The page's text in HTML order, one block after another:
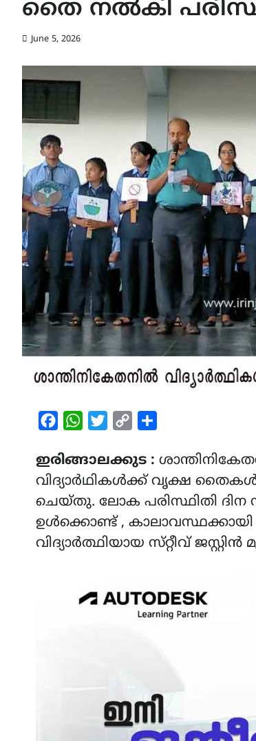
തൈ നൽകി
June 5, 2026
FacebookWhatsAppTwitterCopy
ഇരിങ്ങാലക്കുട :
വിദ്യാർഥികൾക്ക് വൃക്ഷ തൈകൾ
ചെയ്തു. ലോക പരിസ്ഥിതി ദിന
ഉൾക്കൊണ്ട് , കാലാവസ്ഥക്കായി
വിദ്യാർത്ഥിയായ സ്‌റ്റീവ്